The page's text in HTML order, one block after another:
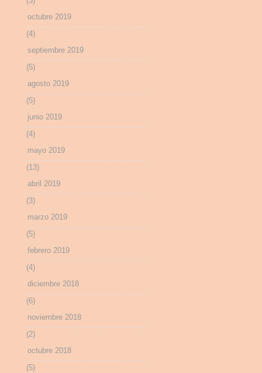
octubre 2019
(4)
septiembre 2019
(5)
agosto 2019
(5)
junio 2019
(4)
mayo 2019
(13)
abril 2019
(3)
marzo 2019
(5)
febrero 2019
(4)
diciembre 2018
(6)
noviembre 2018
(2)
octubre 2018
(5)